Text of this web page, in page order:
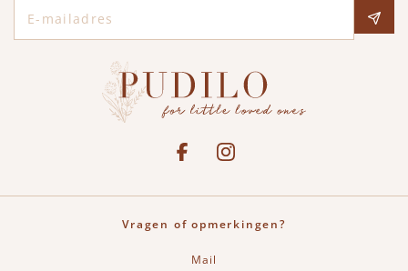
See our FacebookBekijk onze Instagram pagina
Vragen of opmerkingen?
Mail